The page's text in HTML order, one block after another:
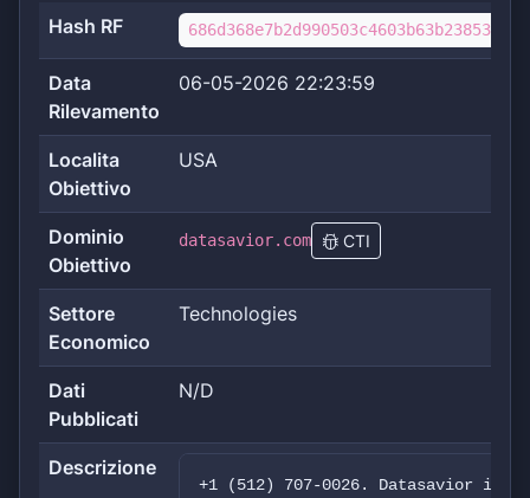
Hash RF
Data
Rilevamento
06-05-2026 22:23:59
Localita
Obiettivo
USA
Dominio
Obiettivo
datasavior.com CTI
Settore
Economico
Technologies
Dati
Pubblicati
N/D
Descrizione
+1 (512) 707-0026. Datasavior is